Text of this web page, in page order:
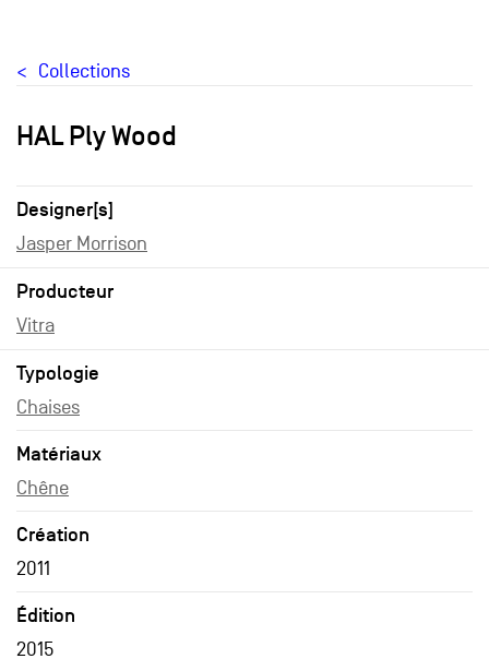
Collections
HAL Ply Wood
Designer[s]
Jasper Morrison
Producteur
Vitra
Typologie
Chaises
Matériaux
Chêne
Création
2011
Édition
2015